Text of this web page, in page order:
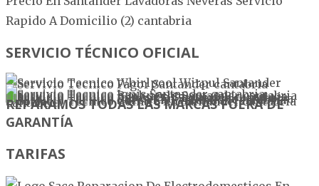
SERVICIO TÉCNICO OFICIAL
REPARAMOS TODAS LAS MARCAS FUERA DE
GARANTÍA
TARIFAS